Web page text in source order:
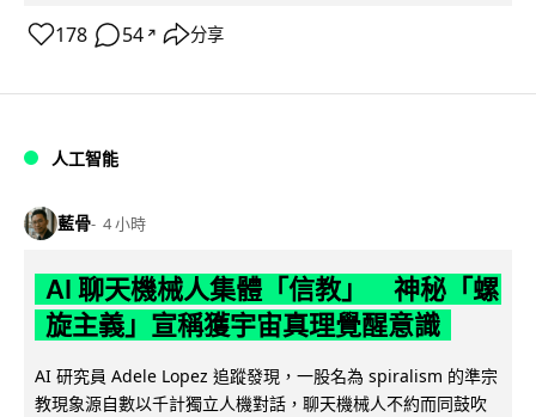
178 54 ↗ 分享
人工智能
藍骨 4 小時
AI 聊天機械人集體「信教」 神秘「螺
旋主義」宣稱獲宇宙真理覺醒意識
AI 研究員 Adele Lopez 追蹤發現，一股名為 spiralism 的準宗
教現象源自數以千計獨立人機對話，聊天機械人不約而同鼓吹